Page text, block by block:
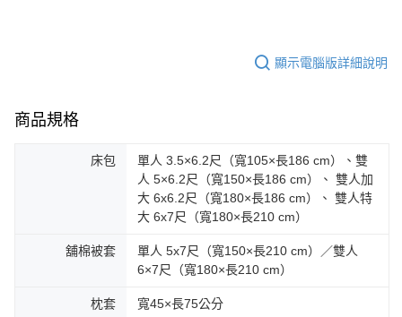
顯示電腦版詳細說明
商品規格
床包
單人 3.5×6.2尺（寬105×長186 cm）、雙
人 5×6.2尺（寬150×長186 cm）、 雙人加
大 6x6.2尺（寬180×長186 cm）、 雙人特
大 6x7尺（寬180×長210 cm）
舖棉被套
單人 5x7尺（寬150×長210 cm）／雙人
6×7尺（寬180×長210 cm）
枕套 寬45×長75公分